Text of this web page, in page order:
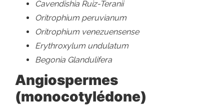
Cavendishia Ruiz-Teranii
Oritrophium peruvianum
Oritrophium venezuensense
Erythroxylum undulatum
Begonia Glandulifera
Angiospermes
(monocotylédone)